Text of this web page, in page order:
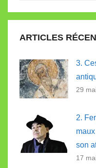
:
ARTICLES
3.
29
2.
son
17